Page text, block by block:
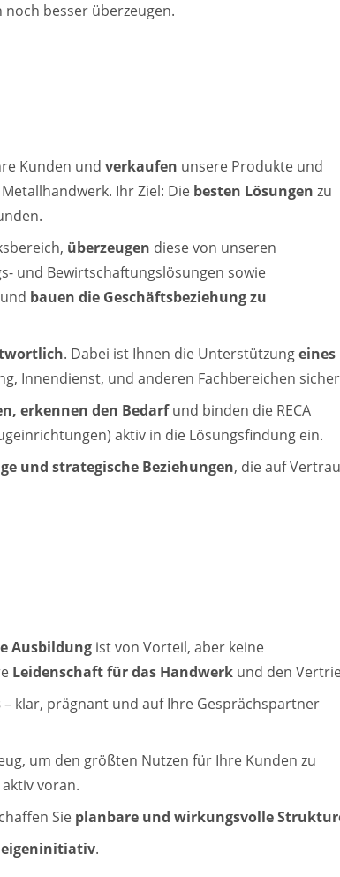
noch besser überzeugen.
Kunden und verkaufen unsere Produkte und
Ihr Ziel: Die besten Lösungen zu
überzeugen diese von unseren
und Bewirtschaftungslösungen sowie
bauen die Geschäftsbeziehung zu
. Dabei ist Ihnen die Unterstützungeines
Innendienst, und anderen Fachbereichen
erkennen den Bedarfund binden die RECA
aktiv in die Lösungsfindung ein.
und strategische Beziehungen, die auf
Ausbildung ist von Vorteil, aber keine
Leidenschaft für das Handwerk und den
– klar, prägnant und auf Ihre Gesprächspartner
um den größten Nutzen für Ihre Kunden zu
voran.
Sie planbare und wirkungsvolle
eigeninitiativ.